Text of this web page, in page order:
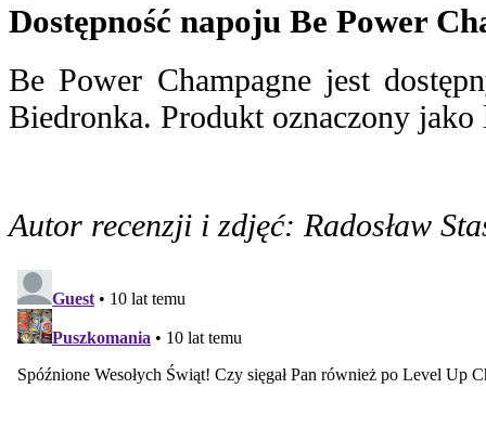
Dostępność napoju Be Power
Be Power Champagne jest
Biedronka. Produkt oznaczony
Autor recenzji i zdjęć: Radosław